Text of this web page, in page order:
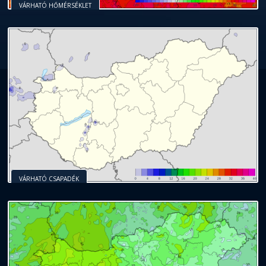
VÁRHATÓ HŐMÉRSÉKLET
VÁRHATÓ CSAPADÉK